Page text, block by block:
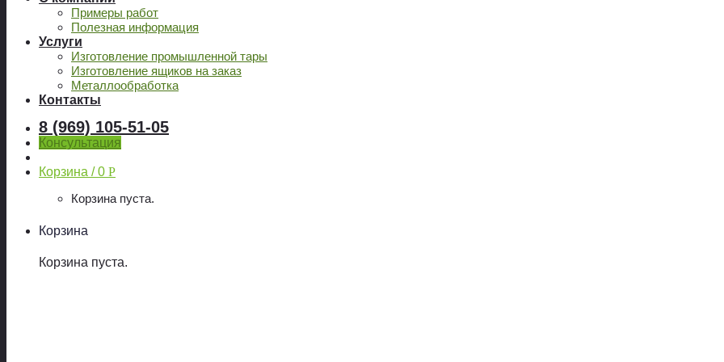
Примеры работ
Полезная информация
Услуги
Изготовление промышленной тары
Изготовление ящиков на заказ
Металлообработка
Контакты
8 (969) 105-51-05
Консультация
Корзина /0 Р
Корзина пуста.
Корзина
Корзина пуста.